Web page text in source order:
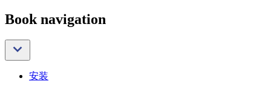
Book navigation
安装